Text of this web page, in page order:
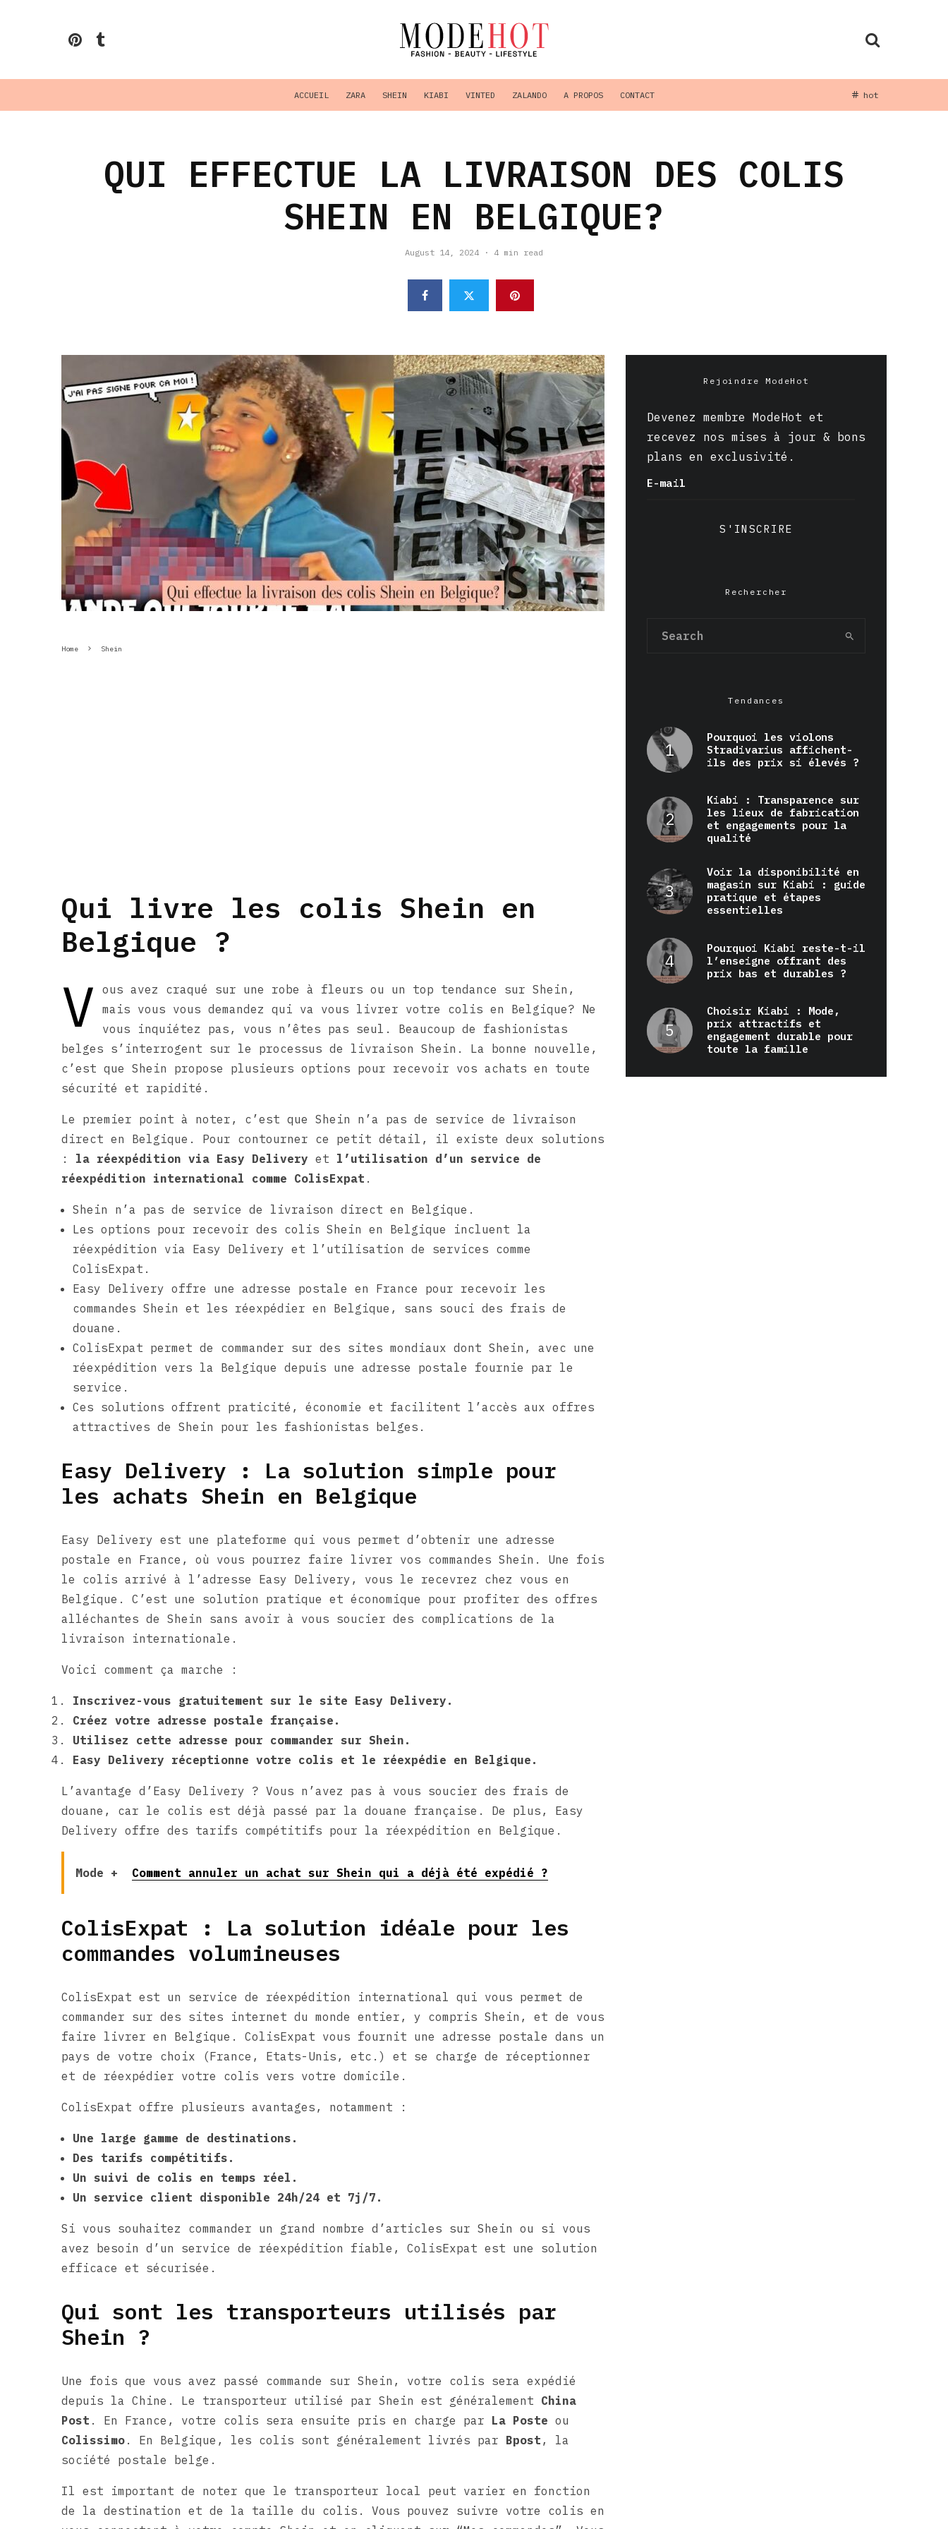
ACCUEIL ZARA SHEIN KIABI VINTED ZALANDO A PROPOS CONTACT hot
QUI EFFECTUE LA LIVRAISON DES COLIS
SHEIN EN BELGIQUE?
August 14, 2024 · 4 min read
Home Shein
Qui livre les colis Shein en
Belgique ?
V
ous avez craqué sur une robe à fleurs ou un top tendance sur Shein,
mais vous vous demandez qui va vous livrer votre colis en Belgique? Ne
vous inquiétez pas, vous n’êtes pas seul. Beaucoup de fashionistas
belges s’interrogent sur le processus de livraison Shein. La bonne nouvelle,
c’est que Shein propose plusieurs options pour recevoir vos achats en toute
sécurité et rapidité.
Le premier point à noter, c’est que Shein n’a pas de service de livraison
direct en Belgique. Pour contourner ce petit détail, il existe deux solutions
: la réexpédition via Easy Delivery et l’utilisation d’un service de
réexpédition international comme ColisExpat .
Shein n’a pas de service de livraison direct en Belgique.
Les options pour recevoir des colis Shein en Belgique incluent la
réexpédition via Easy Delivery et l’utilisation de services comme
ColisExpat.
Easy Delivery offre une adresse postale en France pour recevoir les
commandes Shein et les réexpédier en Belgique, sans souci des frais de
douane.
ColisExpat permet de commander sur des sites mondiaux dont Shein, avec une
réexpédition vers la Belgique depuis une adresse postale fournie par le
service.
Ces solutions offrent praticité, économie et facilitent l’accès aux offres
attractives de Shein pour les fashionistas belges.
Easy Delivery : La solution simple pour
les achats Shein en Belgique
Easy Delivery est une plateforme qui vous permet d’obtenir une adresse
postale en France, où vous pourrez faire livrer vos commandes Shein. Une fois
le colis arrivé à l’adresse Easy Delivery, vous le recevrez chez vous en
Belgique. C’est une solution pratique et économique pour profiter des offres
alléchantes de Shein sans avoir à vous soucier des complications de la
livraison internationale.
Voici comment ça marche :
Inscrivez-vous gratuitement sur le site Easy Delivery.
Créez votre adresse postale française.
Utilisez cette adresse pour commander sur Shein.
Easy Delivery réceptionne votre colis et le réexpédie en Belgique.
L’avantage d’Easy Delivery ? Vous n’avez pas à vous soucier des frais de
douane, car le colis est déjà passé par la douane française. De plus, Easy
Delivery offre des tarifs compétitifs pour la réexpédition en Belgique.
Mode + Comment annuler un achat sur Shein qui a déjà été expédié ?
ColisExpat : La solution idéale pour les
commandes volumineuses
ColisExpat est un service de réexpédition international qui vous permet de
commander sur des sites internet du monde entier, y compris Shein, et de vous
faire livrer en Belgique. ColisExpat vous fournit une adresse postale dans un
pays de votre choix (France, Etats-Unis, etc.) et se charge de réceptionner
et de réexpédier votre colis vers votre domicile.
ColisExpat offre plusieurs avantages, notamment :
Une large gamme de destinations.
Des tarifs compétitifs.
Un suivi de colis en temps réel.
Un service client disponible 24h/24 et 7j/7.
Si vous souhaitez commander un grand nombre d’articles sur Shein ou si vous
avez besoin d’un service de réexpédition fiable, ColisExpat est une solution
efficace et sécurisée.
Qui sont les transporteurs utilisés par
Shein ?
Une fois que vous avez passé commande sur Shein, votre colis sera expédié
depuis la Chine. Le transporteur utilisé par Shein est généralement China
Post . En France, votre colis sera ensuite pris en charge par La Poste ou
Colissimo . En Belgique, les colis sont généralement livrés par Bpost , la
société postale belge.
Il est important de noter que le transporteur local peut varier en fonction
de la destination et de la taille du colis. Vous pouvez suivre votre colis en
Rejoindre ModeHot
Devenez membre ModeHot et
recevez nos mises à jour & bons
plans en exclusivité.
E-mail
S'INSCRIRE
Rechercher
Tendances
Pourquoi les violons
Stradivarius affichent-
ils des prix si élevés ?
Kiabi : Transparence sur
les lieux de fabrication
et engagements pour la
qualité
Voir la disponibilité en
magasin sur Kiabi : guide
pratique et étapes
essentielles
Pourquoi Kiabi reste-t-il
l’enseigne offrant des
prix bas et durables ?
Choisir Kiabi : Mode,
prix attractifs et
engagement durable pour
toute la famille